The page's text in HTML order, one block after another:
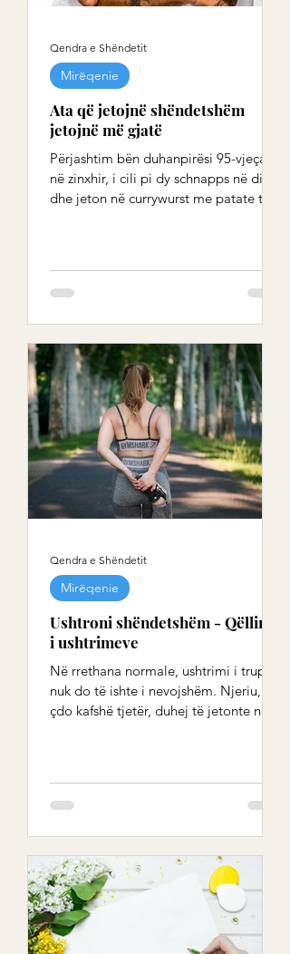
Ata që jetojnë shëndetshëm
jetojnë më gjatë
Përjashtim bën duhanpirësi 95-vjeçar
në zinxhir, i cili pi dy schnapps në ditë
dhe jeton në currywurst me patate të
Mirëqenie
Qendra e Shëndetit
Ushtroni shëndetshëm - Qëllimi
i ushtrimeve
Në rrethana normale, ushtrimi i trupit
nuk do të ishte i nevojshëm. Njeriu, si
çdo kafshë tjetër, duhej të jetonte në
Mirëqenie
Qendra e Shëndetit